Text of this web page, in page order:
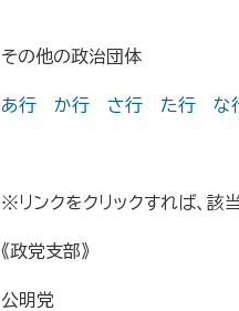
その他の政治団体
あ行 か行 さ行 た行 な
※リンクをクリックすれば、該
《政党支部》
公明党